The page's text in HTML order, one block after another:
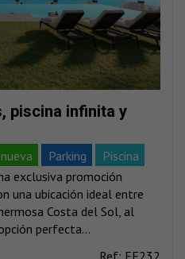
piscina infinita y
Parking
Piscina
exclusiva promoción
una ubicación ideal entre
Costa del Sol, al
perfecta...
Ref: EE232